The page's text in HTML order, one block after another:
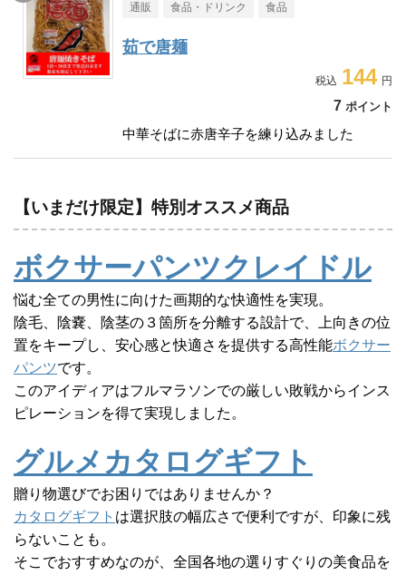
通販 食品・ドリンク 食品
茹で唐麺
144
7 ポイント
中華そばに赤唐辛子を練り込みました
【いまだけ限定】特別オススメ商品
ボクサーパンツクレイドル
悩む全ての男性に向けた画期的な快適性を実現。
陰毛、陰嚢、陰茎の３箇所を分離する設計で、上向きの位
置をキープし、安心感と快適さを提供する高性能ボクサー
パンツです。
このアイディアはフルマラソンでの厳しい敗戦からインス
ピレーションを得て実現しました。
グルメカタログギフト
贈り物選びでお困りではありませんか？
カタログギフト は選択肢の幅広さで便利ですが、印象に残
らないことも。
そこでおすすめなのが、全国各地の選りすぐりの美食品を